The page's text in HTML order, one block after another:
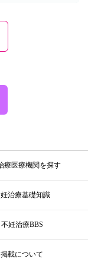
療医療機関を探す
治療基礎知識
不妊治療BBS
掲載について